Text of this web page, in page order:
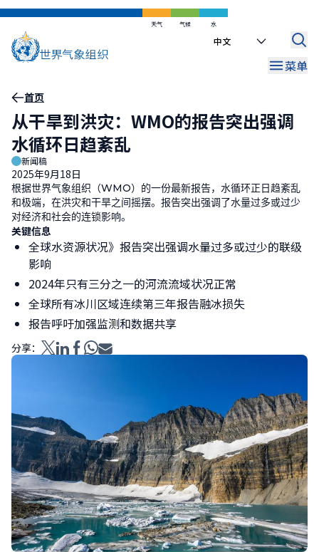
跳
天气 气候 水
Select
菜单
面
包
屑
首页
从干旱到洪灾：WMO的报告突出强调
水循环日趋紊乱
新闻稿
2025年9月18日
根据世界气象组织（WMO）的一份最新报告，水循环正日趋紊乱
和极端，在洪灾和干旱之间摇摆。报告突出强调了水量过多或过少
对经济和社会的连锁影响。
关键信息
全球水资源状况》报告突出强调水量过多或过少的联级
影响
2024年只有三分之一的河流流域状况正常
全球所有冰川区域连续第三年报告融冰损失
报告呼吁加强监测和数据共享
分享：